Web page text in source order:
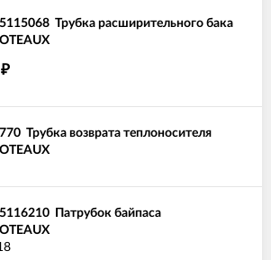
Трубка расширительного бака
₽
Трубка возврата теплоносителя
Патрубок байпаса